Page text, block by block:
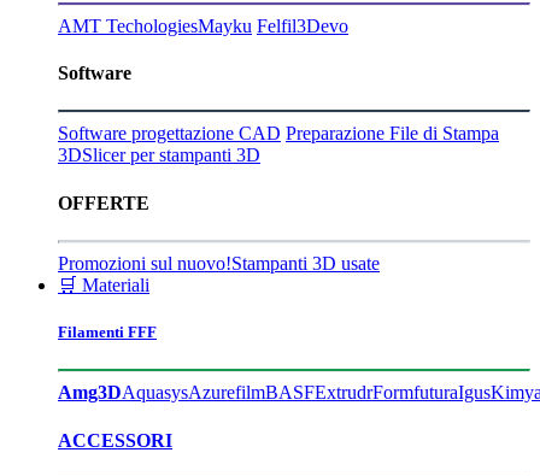
AMT TechologiesMayku Felfil3Devo
Software
Software progettazione CAD Preparazione File di Stampa
3DSlicer per stampanti 3D
OFFERTE
Promozioni sul nuovo!Stampanti 3D usate
🛒 Materiali
Filamenti FFF
Amg3DAquasysAzurefilmBASFExtrudrFormfuturaIgus
ACCESSORI